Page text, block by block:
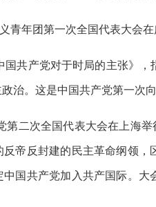
年团第一次全国代表大会
共产党对于时局的主张》
治。这是中国共产党第一次
二次全国代表大会在上海举
帝反封建的民主革命纲领
国共产党加入共产国际。